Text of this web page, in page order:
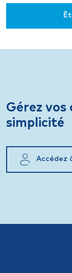
Gérez
simplicité
Accédez